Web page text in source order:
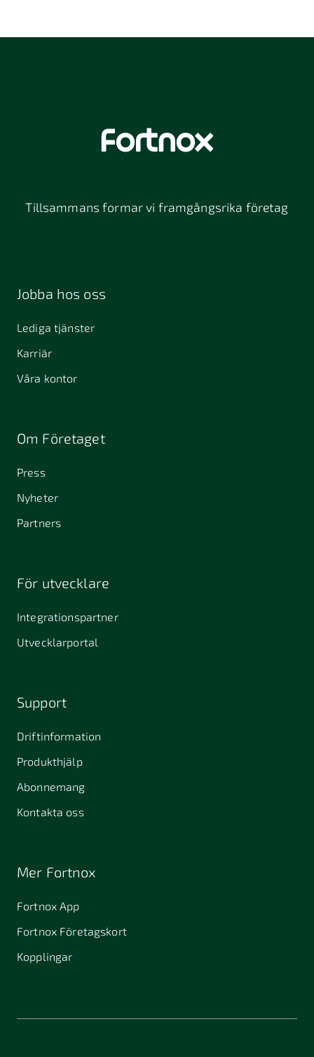
Tillsammans formar vi framgångsrika företag
Jobba hos oss
Lediga tjänster
Karriär
Våra kontor
Om Företaget
Press
Nyheter
Partners
För utvecklare
Integrationspartner
Utvecklarportal
Support
Driftinformation
Produkthjälp
Abonnemang
Kontakta oss
Mer Fortnox
Fortnox App
Fortnox Företagskort
Kopplingar